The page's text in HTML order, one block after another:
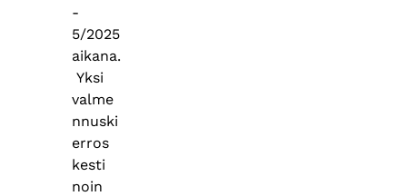
-
5/2025
aikana.
Yksi
valme
nnuski
erros
kesti
noin